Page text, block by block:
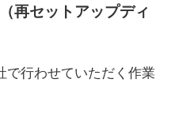
再セットアップディ
で行わせていただく作業